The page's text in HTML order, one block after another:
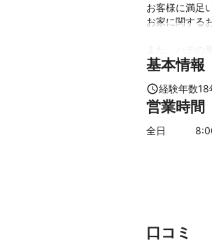
お客様に満足
お家に関する
安心してお任
これまでの実
外壁塗装、屋
施工直後は
状態を維持
仕上がった
弊社では、入
基本情報
経験年数18
営業時間
全日 8
口コミ